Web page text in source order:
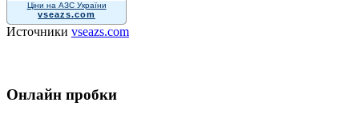
Ціни на АЗС України
vseazs.com
Источники vseazs.com
Онлайн пробки